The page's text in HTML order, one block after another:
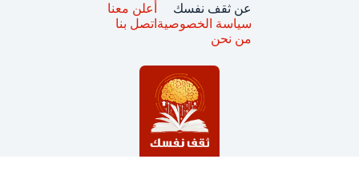
عن ثقف نفسك
سياسة الخصوصية
من نحن
أعلن معنا
اتصل بنا